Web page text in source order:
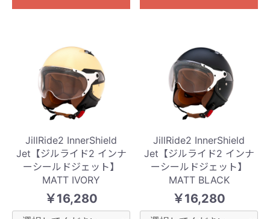
JillRide2 InnerShield
Jet【ジルライド2 インナ
ーシールドジェット】
MATT IVORY
￥16,280
JillRide2 InnerShield
Jet【ジルライド2 インナ
ーシールドジェット】
MATT BLACK
￥16,280